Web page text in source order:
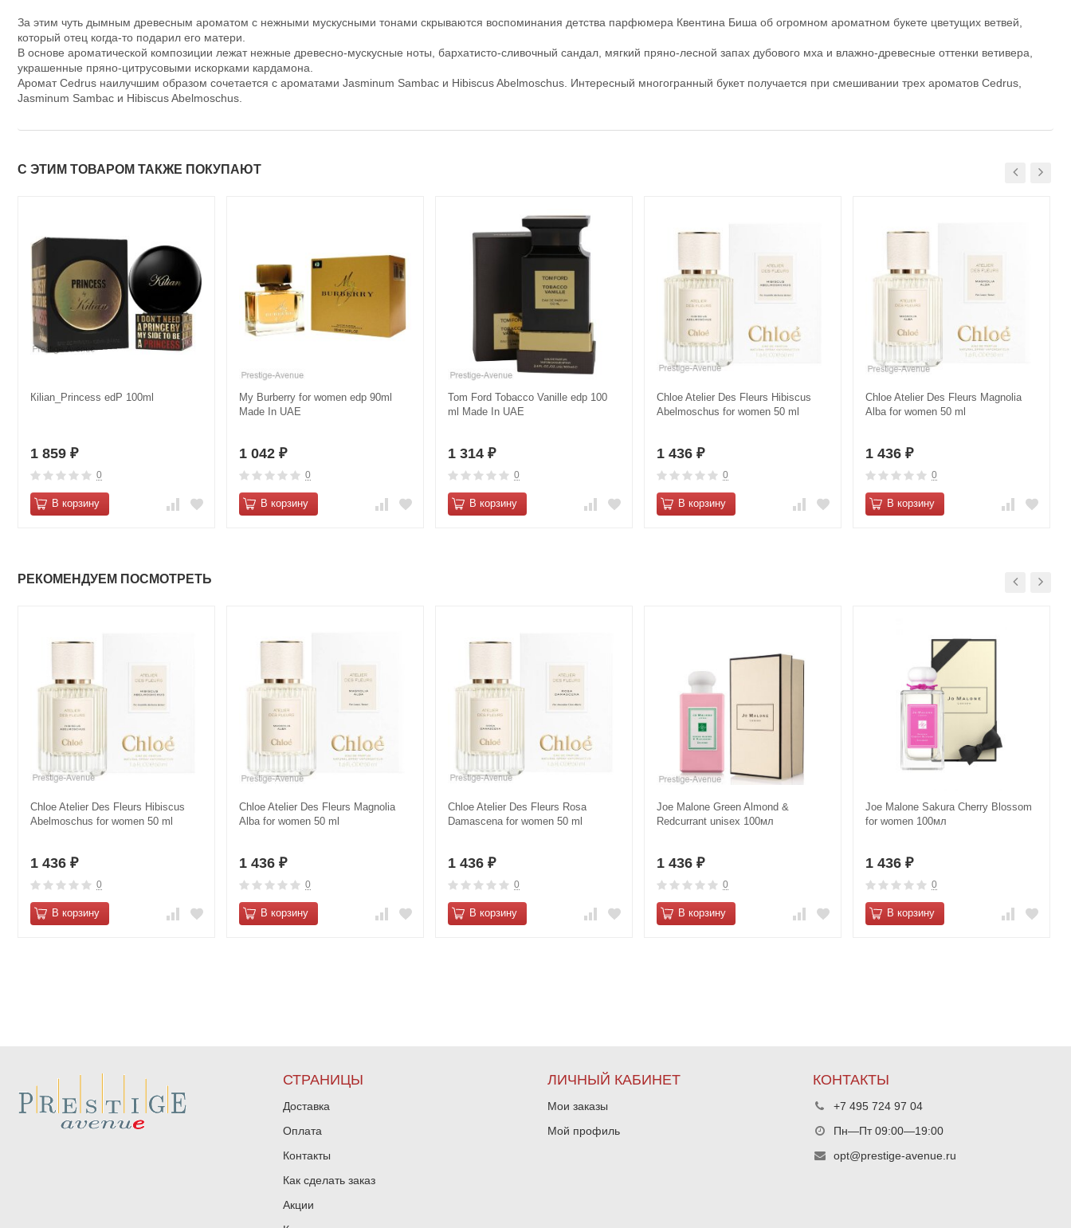
За этим чуть дымным древесным ароматом с нежными мускусными тонами скрываются воспоминания детства парфюмера Квентина Биша об огромном ароматном букете цветущих ветвей,
который отец когда-то подарил его матери.
В основе ароматической композиции лежат нежные древесно-мускусные ноты, бархатисто-сливочный сандал, мягкий пряно-лесной запах дубового мха и влажно-древесные оттенки ветивера,
украшенные пряно-цитрусовыми искорками кардамона.
Аромат Cedrus наилучшим образом сочетается с ароматами Jasminum Sambac и Hibiscus Abelmoschus. Интересный многогранный букет получается при смешивании трех ароматов Cedrus,
Jasminum Sambac и Hibiscus Abelmoschus.
С ЭТИМ ТОВАРОМ ТАКЖЕ ПОКУПАЮТ
Кiliаn_Princess edP 100ml
1 859 ₽
0
В корзину
My Burberry for women edp 90ml
Made In UAE
1 042 ₽
0
В корзину
Tom Ford Tobacco Vanille edp 100
ml Made In UAE
1 314 ₽
0
В корзину
Chloe Atelier Des Fleurs Hibiscus
Abelmoschus for women 50 ml
1 436 ₽
0
В корзину
Chloe Atelier Des Fleurs Magnolia
Alba for women 50 ml
1 436 ₽
0
В корзину
РЕКОМЕНДУЕМ ПОСМОТРЕТЬ
Chloe Atelier Des Fleurs Hibiscus
Abelmoschus for women 50 ml
1 436 ₽
0
В корзину
Chloe Atelier Des Fleurs Magnolia
Alba for women 50 ml
1 436 ₽
0
В корзину
Chloe Atelier Des Fleurs Rosa
Damascena for women 50 ml
1 436 ₽
0
В корзину
Jое Malоnе Green Almond &
Redcurrant unisex 100мл
1 436 ₽
0
В корзину
Jое Malоnе Sakura Cherry Blossom
for women 100мл
1 436 ₽
0
В корзину
СТРАНИЦЫ
Доставка
Оплата
Контакты
Как сделать заказ
Акции
ЛИЧНЫЙ КАБИНЕТ
Мои заказы
Мой профиль
КОНТАКТЫ
+7 495 724 97 04
Пн—Пт 09:00—19:00
opt@prestige-avenue.ru